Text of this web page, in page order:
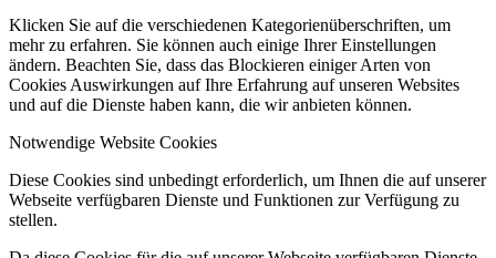
Klicken Sie auf die verschiedenen Kategorienüberschriften, um
mehr zu erfahren. Sie können auch einige Ihrer Einstellungen
ändern. Beachten Sie, dass das Blockieren einiger Arten von
Cookies Auswirkungen auf Ihre Erfahrung auf unseren Websites
und auf die Dienste haben kann, die wir anbieten können.
Notwendige Website Cookies
Diese Cookies sind unbedingt erforderlich, um Ihnen die auf unserer
Webseite verfügbaren Dienste und Funktionen zur Verfügung zu
stellen.